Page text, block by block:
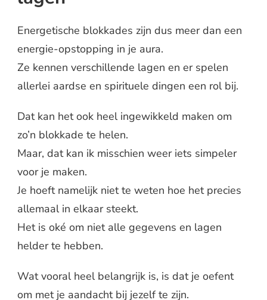
Energetische blokkades zijn dus meer dan een
energie-opstopping in je aura.
Ze kennen verschillende lagen en er spelen
allerlei aardse en spirituele dingen een rol bij.
Dat kan het ook heel ingewikkeld maken om
zo’n blokkade te helen.
Maar, dat kan ik misschien weer iets simpeler
voor je maken.
Je hoeft namelijk niet te weten hoe het precies
allemaal in elkaar steekt.
Het is oké om niet alle gegevens en lagen
helder te hebben.
Wat vooral heel belangrijk is, is dat je oefent
om met je aandacht bij jezelf te zijn.